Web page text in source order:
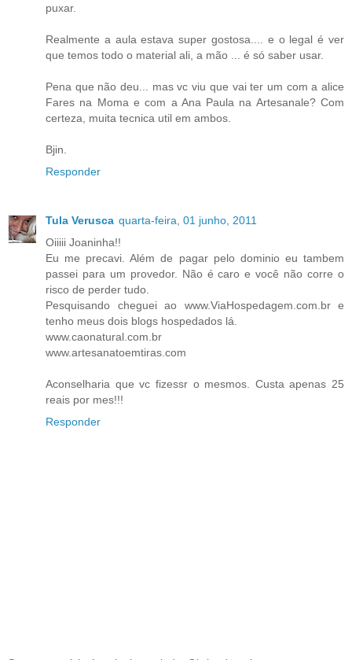
puxar.
Realmente a aula estava super gostosa.... e o legal é ver
que temos todo o material ali, a mão ... é só saber usar.
Pena que não deu... mas vc viu que vai ter um com a alice
Fares na Moma e com a Ana Paula na Artesanale? Com
certeza, muita tecnica util em ambos.
Bjin.
Responder
Tula Verusca quarta-feira, 01 junho, 2011
Oiiiii Joaninha!!
Eu me precavi. Além de pagar pelo dominio eu tambem
passei para um provedor. Não é caro e você não corre o
risco de perder tudo.
Pesquisando cheguei ao www.ViaHospedagem.com.br e
tenho meus dois blogs hospedados lá.
www.caonatural.com.br
www.artesanatoemtiras.com
Aconselharia que vc fizessr o mesmos. Custa apenas 25
reais por mes!!!
Responder